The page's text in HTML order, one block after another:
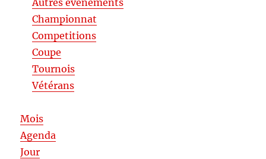
Autres événements
Championnat
Competitions
Coupe
Tournois
Vétérans
Mois
Agenda
Jour